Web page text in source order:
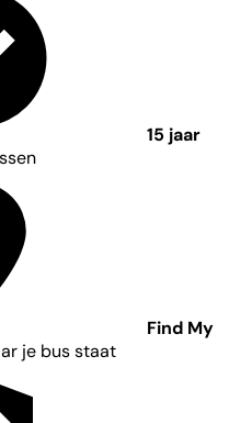
15 jaar
Find My
je bus staat